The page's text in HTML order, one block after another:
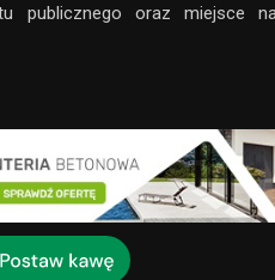
publicznego oraz miejsce